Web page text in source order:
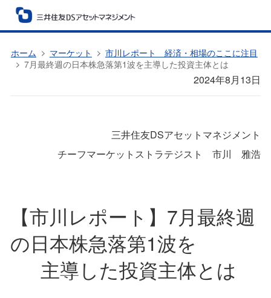
ホーム マーケット
市川レポート 経済・相場のここに注目
7月最終週の日本株急落第1波を主導した投資主体とは
2024年8月13日
三井住友DSアセットマネジメント
チーフマーケットストラテジスト 市川 雅浩
【市川レポート】7月最終週
の日本株急落第1波を
主導した投資主体とは